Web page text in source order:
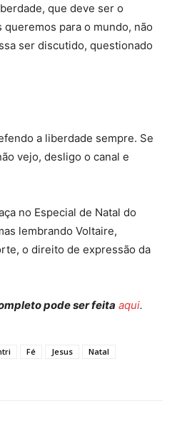
que deve ser o
para o mundo, não
ser discutido, questionado
a liberdade sempre. Se
vejo, desligo o canal e
no Especial de Natal do
lembrando Voltaire,
o direito de expressão da
pode ser feita aqui.
Fé Jesus
Natal